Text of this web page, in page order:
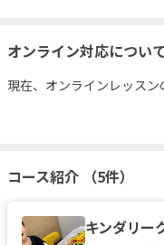
オンライン対応につい
現在、オンラインレッスン
コース紹介 （5件）
キンダリー